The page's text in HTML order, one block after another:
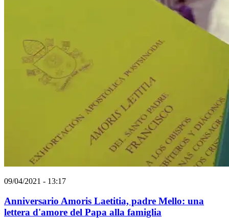
09/04/2021 - 13:17
Anniversario Amoris Laetitia, padre Mello: una
lettera d'amore del Papa alla famiglia